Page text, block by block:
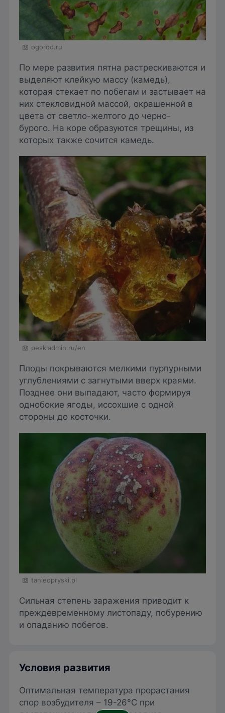
ogorod.ru
По мере развития пятна растрескиваются и
выделяют клейкую массу (камедь),
которая стекает по побегам и застывает на
них стекловидной массой, окрашенной в
цвета от светло-желтого до черно-
бурого. На коре образуются трещины, из
которых также сочится камедь.
peskiadmin.ru/en
Плоды покрываются мелкими пурпурными
углублениями с загнутыми вверх краями.
Позднее они выпадают, часто формируя
однобокие ягоды, иссохшие с одной
стороны до косточки.
tanieopryski.pl
Сильная степень заражения приводит к
преждевременному листопаду, побурению
и опаданию побегов.
Условия развития
Оптимальная температура прорастания
спор возбудителя – 19-26°C при